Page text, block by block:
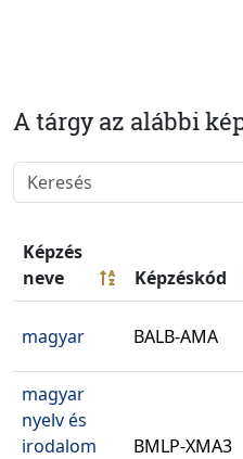
A tárgy az alábbi
Képzés
neve
Képzéskód
magyar BALB-AMA
magyar
nyelv és
irodalom
BMLP-XMA3